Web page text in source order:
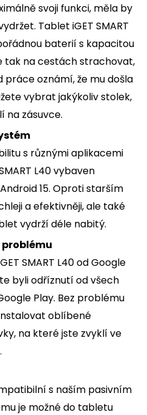
svoji funkci, měla by
Tablet iGET SMART
baterií s kapacitou
tak na cestách strachovat,
oznámí, že mu došla
vybrat jakýkoliv stolek,
na zásuvce.
s různými aplikacemi
L40 vybaven
15. Oproti starším
a efektivněji, ale také
vydrží déle nabitý.
SMART L40 od Google
byli odříznutí od všech
Play. Bez problému
oblíbené
na které jste zvyklí ve
s naším pasivním
je možné do tabletu